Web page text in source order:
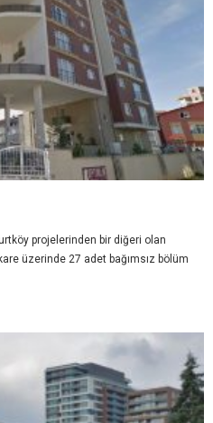
projelerinden bir diğeri olan
üzerinde 27 adet bağımsız bölüm